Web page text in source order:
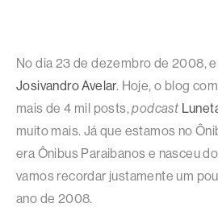
No dia 23 de dezembro de 2008,
Josivandro Avelar. Hoje, o blog
mais de 4 mil posts,podcast
muito mais. Já que estamos no
era Ônibus Paraibanos e nasceu
vamos recordar justamente um
ano de 2008.